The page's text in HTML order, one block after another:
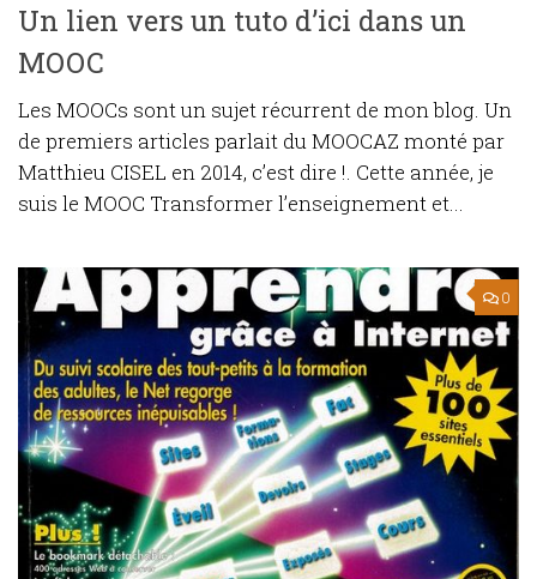
Un lien vers un tuto d’ici dans un
MOOC
Les MOOCs sont un sujet récurrent de mon blog. Un
de premiers articles parlait du MOOCAZ monté par
Matthieu CISEL en 2014, c’est dire !. Cette année, je
suis le MOOC Transformer l’enseignement et...
0